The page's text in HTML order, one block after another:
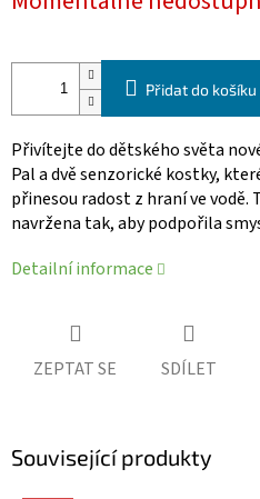
cena:
Přidat do košíku
Přivítejte do dětského světa
Pal a dvě senzorické kostky,
přinesou radost z hraní ve vodě.
navržena tak, aby podpořila
Detailní informace
ZEPTAT SE SDÍLET
Související produkty